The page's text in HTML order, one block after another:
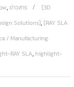
,ข่าวสาร
[3D
Solutions],[RAY SLA
/ Manufacturing
RAY SLA, highlight-